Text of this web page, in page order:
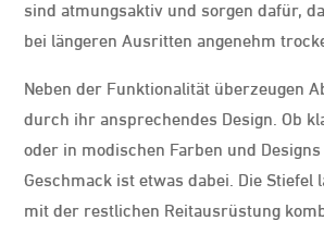
sind atmungsaktiv und sorgen dafür,
bei längeren Ausritten angenehm
Neben der Funktionalität überzeugen
durch ihr ansprechendes Design. Ob
oder in modischen Farben und
Geschmack ist etwas dabei. Die Stiefel
mit der restlichen Reitausrüstung